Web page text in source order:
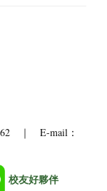
｜ E-mail：
校友好夥伴